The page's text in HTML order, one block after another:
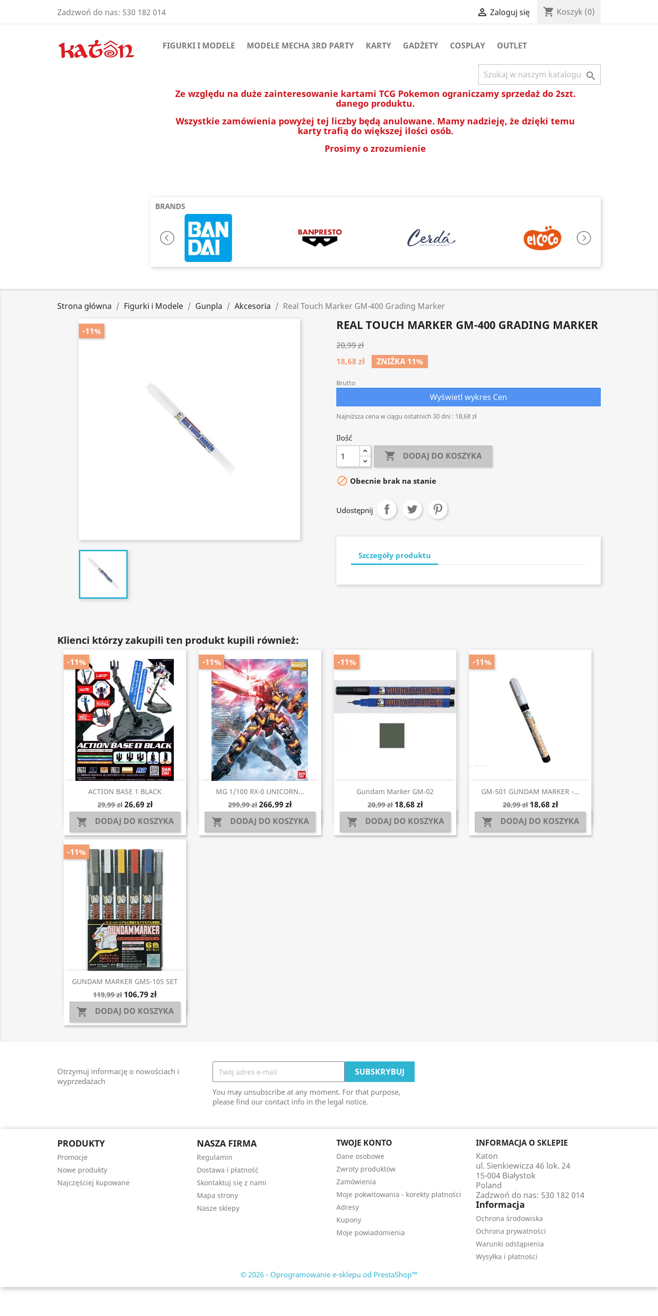
Zadzwoń do nas: 530 182 014  Zaloguj się shopping_cart Koszyk (0)
FIGURKI I MODELE MODELE MECHA 3RD PARTY KARTY GADŻETY COSPLAY OUTLET

Ze względu na duże zainteresowanie kartami TCG Pokemon ograniczamy sprzedaż do 2szt.
danego produktu.
Wszystkie zamówienia powyżej tej liczby będą anulowane. Mamy nadzieję, że dzięki temu
karty trafią do większej ilości osób.
Prosimy o zrozumienie
BRANDS
Strona główna Figurki i Modele Gunpla Akcesoria Real Touch Marker GM-400 Grading Marker
-11% REAL TOUCH MARKER GM-400 GRADING MARKER
20,99 zł
18,68 zł
ZNIŻKA 11%
Brutto
Wyświetl wykres Cen
Najniższa cena w ciągu ostatnich 30 dni : 18,68 zł
Ilość
 DODAJ DO KOSZYKA
 Obecnie brak na stanie
Udostępnij
Szczegóły produktu
Klienci którzy zakupili ten produkt kupili również:
ACTION BASE 1 BLACK
29,99 zł 26,69 zł
 DODAJ DO KOSZYKA
-11%
Szybki podgląd
MG 1/100 RX-0 UNICORN...
299,99 zł 266,99 zł
 DODAJ DO KOSZYKA
-11%
Szybki podgląd
Gundam Marker GM-02
20,99 zł 18,68 zł
 DODAJ DO KOSZYKA
-11%
Szybki podgląd
GM-501 GUNDAM MARKER -...
20,99 zł 18,68 zł
 DODAJ DO KOSZYKA
-11%
 Szybki podgląd
GUNDAM MARKER GMS-105 SET
119,99 zł 106,79 zł
 DODAJ DO KOSZYKA
-11%
Szybki podgląd
Otrzymuj informację o nowościach i
wyprzedażach
You may unsubscribe at any moment. For that purpose,
please find our contact info in the legal notice.
PRODUKTY
Promocje
Nowe produkty
Najczęściej kupowane
NASZA FIRMA
Regulamin
Dostawa i płatność
Skontaktuj się z nami
Mapa strony
Nasze sklepy
TWOJE KONTO
Dane osobowe
Zwroty produktów
Zamówienia
Moje pokwitowania - korekty płatności
Adresy
Kupony
Moje powiadomienia
INFORMACJA O SKLEPIE
Katon
ul. Sienkiewicza 46 lok. 24
15-004 Białystok
Poland
Zadzwoń do nas: 530 182 014
Informacja
Ochrona środowiska
Ochrona prywatności
Warunki odstąpienia
Wysyłka i płatności
© 2026 - Oprogramowanie e-sklepu od PrestaShop™